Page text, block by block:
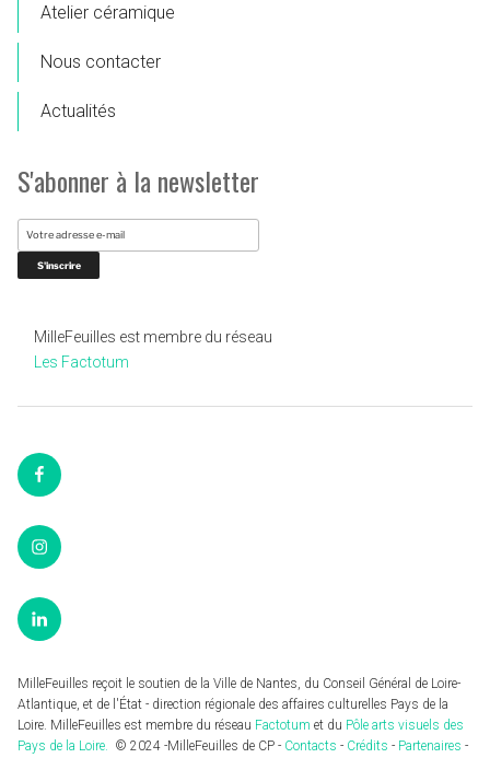
Atelier céramique
Nous contacter
Actualités
S'abonner à la newsletter
MilleFeuilles est membre du réseau
Les Factotum
Facebook
Instagram
LinkedIn
MilleFeuilles reçoit le soutien de la Ville de Nantes, du Conseil Général de Loire-
Atlantique, et de l'État - direction régionale des affaires culturelles Pays de la
Loire. MilleFeuilles est membre du réseau Factotum et du Pôle arts visuels des
Pays de la Loire.
© 2024 -MilleFeuilles de CP - Contacts - Crédits - Partenaires -